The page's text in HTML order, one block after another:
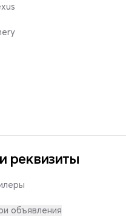
реквизиты
объявления